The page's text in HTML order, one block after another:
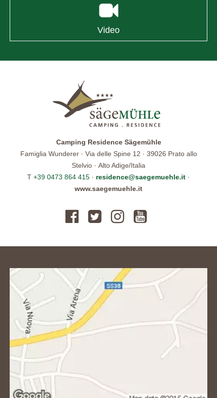
Video
Camping Residence Sägemühle
Famiglia Wunderer · Via delle Spine 12 · 39026 Prato allo
Stelvio · Alto Adige/Italia
T +39 0473 864 415 · residence@saegemuehle.it ·
www.saegemuehle.it